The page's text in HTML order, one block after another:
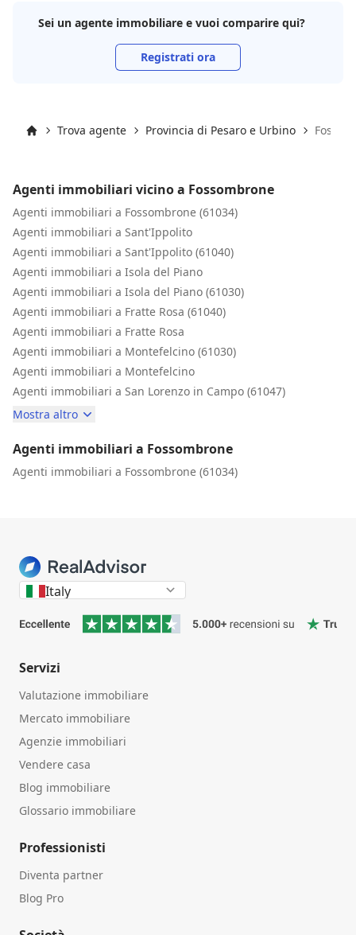
Sei un agente immobiliare e vuoi comparire qui?
Registrati ora
Trova agente Provincia di Pesaro e Urbino
Agenti immobiliari vicino a Fossombrone
Agenti immobiliari a Fossombrone (61034)
Agenti immobiliari a Sant'Ippolito
Agenti immobiliari a Sant'Ippolito (61040)
Agenti immobiliari a Isola del Piano
Agenti immobiliari a Isola del Piano (61030)
Agenti immobiliari a Fratte Rosa (61040)
Agenti immobiliari a Fratte Rosa
Agenti immobiliari a Montefelcino (61030)
Agenti immobiliari a Montefelcino
Agenti immobiliari a San Lorenzo in Campo (61047)
Mostra altro
Agenti immobiliari a Fossombrone
Agenti immobiliari a Fossombrone (61034)
Italy
Servizi
Valutazione immobiliare
Mercato immobiliare
Agenzie immobiliari
Vendere casa
Blog immobiliare
Glossario immobiliare
Professionisti
Diventa partner
Blog Pro